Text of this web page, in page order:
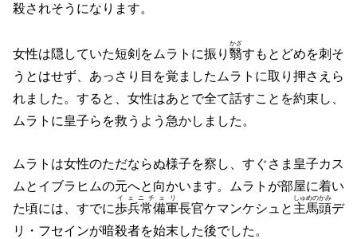
殺されそうになります。
女性は隠していた短剣をムラトに振り 翳
かざ
すもとどめを刺そ
うとはせず、あっさり目を覚ましたムラトに取り押さえら
れました。すると、女性はあとで全て話すことを約束し、
ムラトに皇子らを救うよう急かしました。
ムラトは女性のただならぬ様子を察し、すぐさま皇子カス
ムとイブラヒムの元へと向かいます。ムラトが部屋に着い
た頃には、すでに歩兵常備軍
イェニチェリ
長官ケマンケシュと 主馬頭
しゅめのかみ
デ
リ・フセインが暗殺者を始末した後でした。